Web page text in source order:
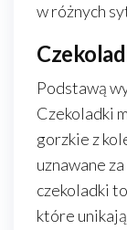
w różnych
Podstawą
Czekoladki
gorzkie z
uznawane
czekoladki
które